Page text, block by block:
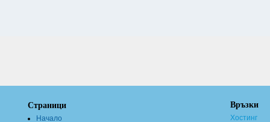
Страници
Начало
Връзки
Хостинг